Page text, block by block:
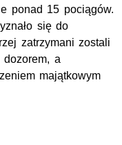
ponad 15 pociągów.
się do
zatrzymani zostali
a
majątkowym